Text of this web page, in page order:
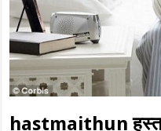
hastmaithun